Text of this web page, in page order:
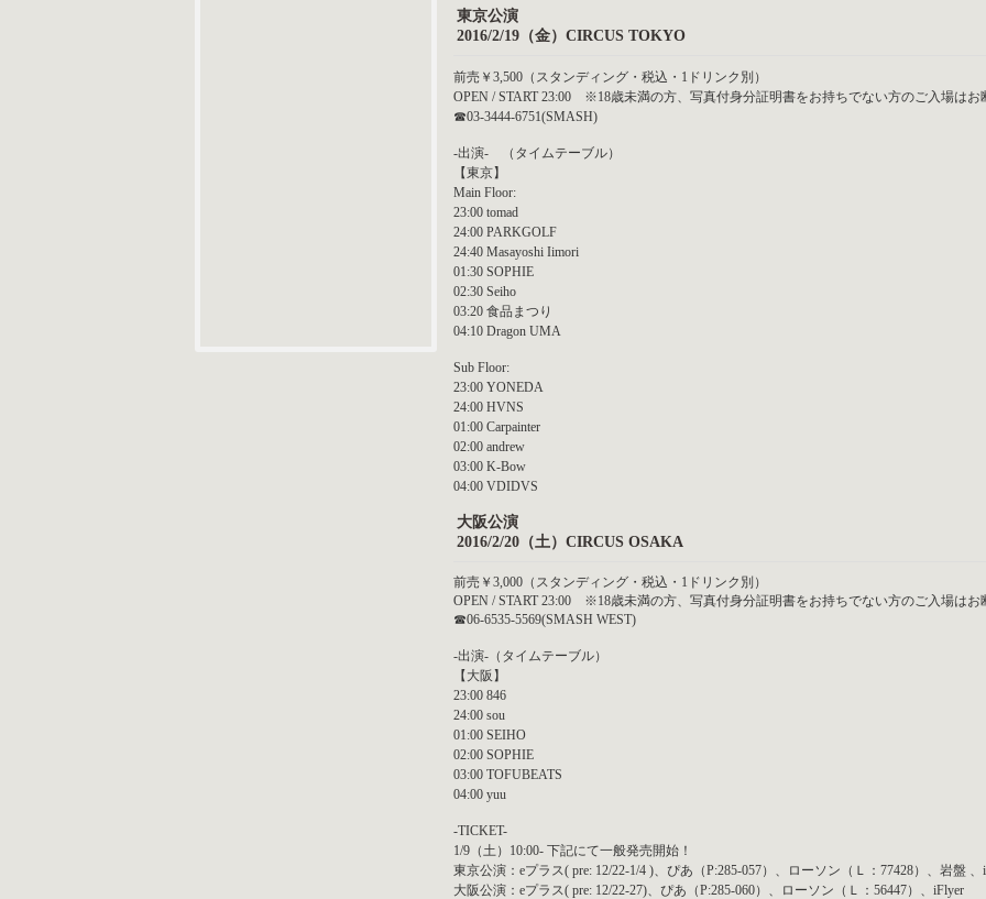
東京公演
2016/2/19（金）CIRCUS TOKYO
前売￥3,500（スタンディング・税込・1ドリンク別）
OPEN / START 23:00 ※18歳未満の方、写真付身分証明書をお持ちでない方のご入場はお
☎03-3444-6751(SMASH)
-出演- （タイムテーブル）
【東京】
Main Floor:
23:00 tomad
24:00 PARKGOLF
24:40 Masayoshi Iimori
01:30 SOPHIE
02:30 Seiho
03:20 食品まつり
04:10 Dragon UMA
Sub Floor:
23:00 YONEDA
24:00 HVNS
01:00 Carpainter
02:00 andrew
03:00 K-Bow
04:00 VDIDVS
大阪公演
2016/2/20（土）CIRCUS OSAKA
前売￥3,000（スタンディング・税込・1ドリンク別）
OPEN / START 23:00 ※18歳未満の方、写真付身分証明書をお持ちでない方のご入場はお
☎06-6535-5569(SMASH WEST)
-出演-（タイムテーブル）
【大阪】
23:00 846
24:00 sou
01:00 SEIHO
02:00 SOPHIE
03:00 TOFUBEATS
04:00 yuu
-TICKET-
1/9（土）10:00- 下記にて一般発売開始！
東京公演：eプラス( pre: 12/22-1/4 )、ぴあ（P:285-057）、ローソン（Ｌ：77428）、岩盤 、
大阪公演：eプラス( pre: 12/22-27)、ぴあ（P:285-060）、ローソン（Ｌ：56447）、iFlyer